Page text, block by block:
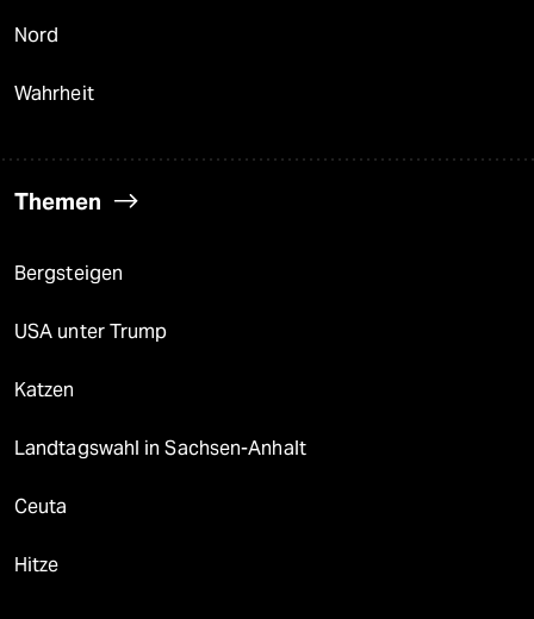
Nord
Wahrheit
Themen
Bergsteigen
USA unter Trump
Katzen
Landtagswahl in Sachsen-Anhalt
Ceuta
Hitze